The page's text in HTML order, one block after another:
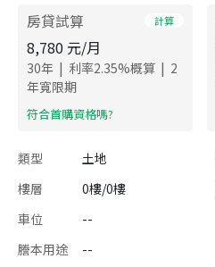
房貸試算 計算
8,780 元/月
30年 | 利率2.35%概算 | 2
年寬限期
​符合首購資格嗎?
類型 土地
樓層
0樓/0樓
車位
--
謄本用途
--